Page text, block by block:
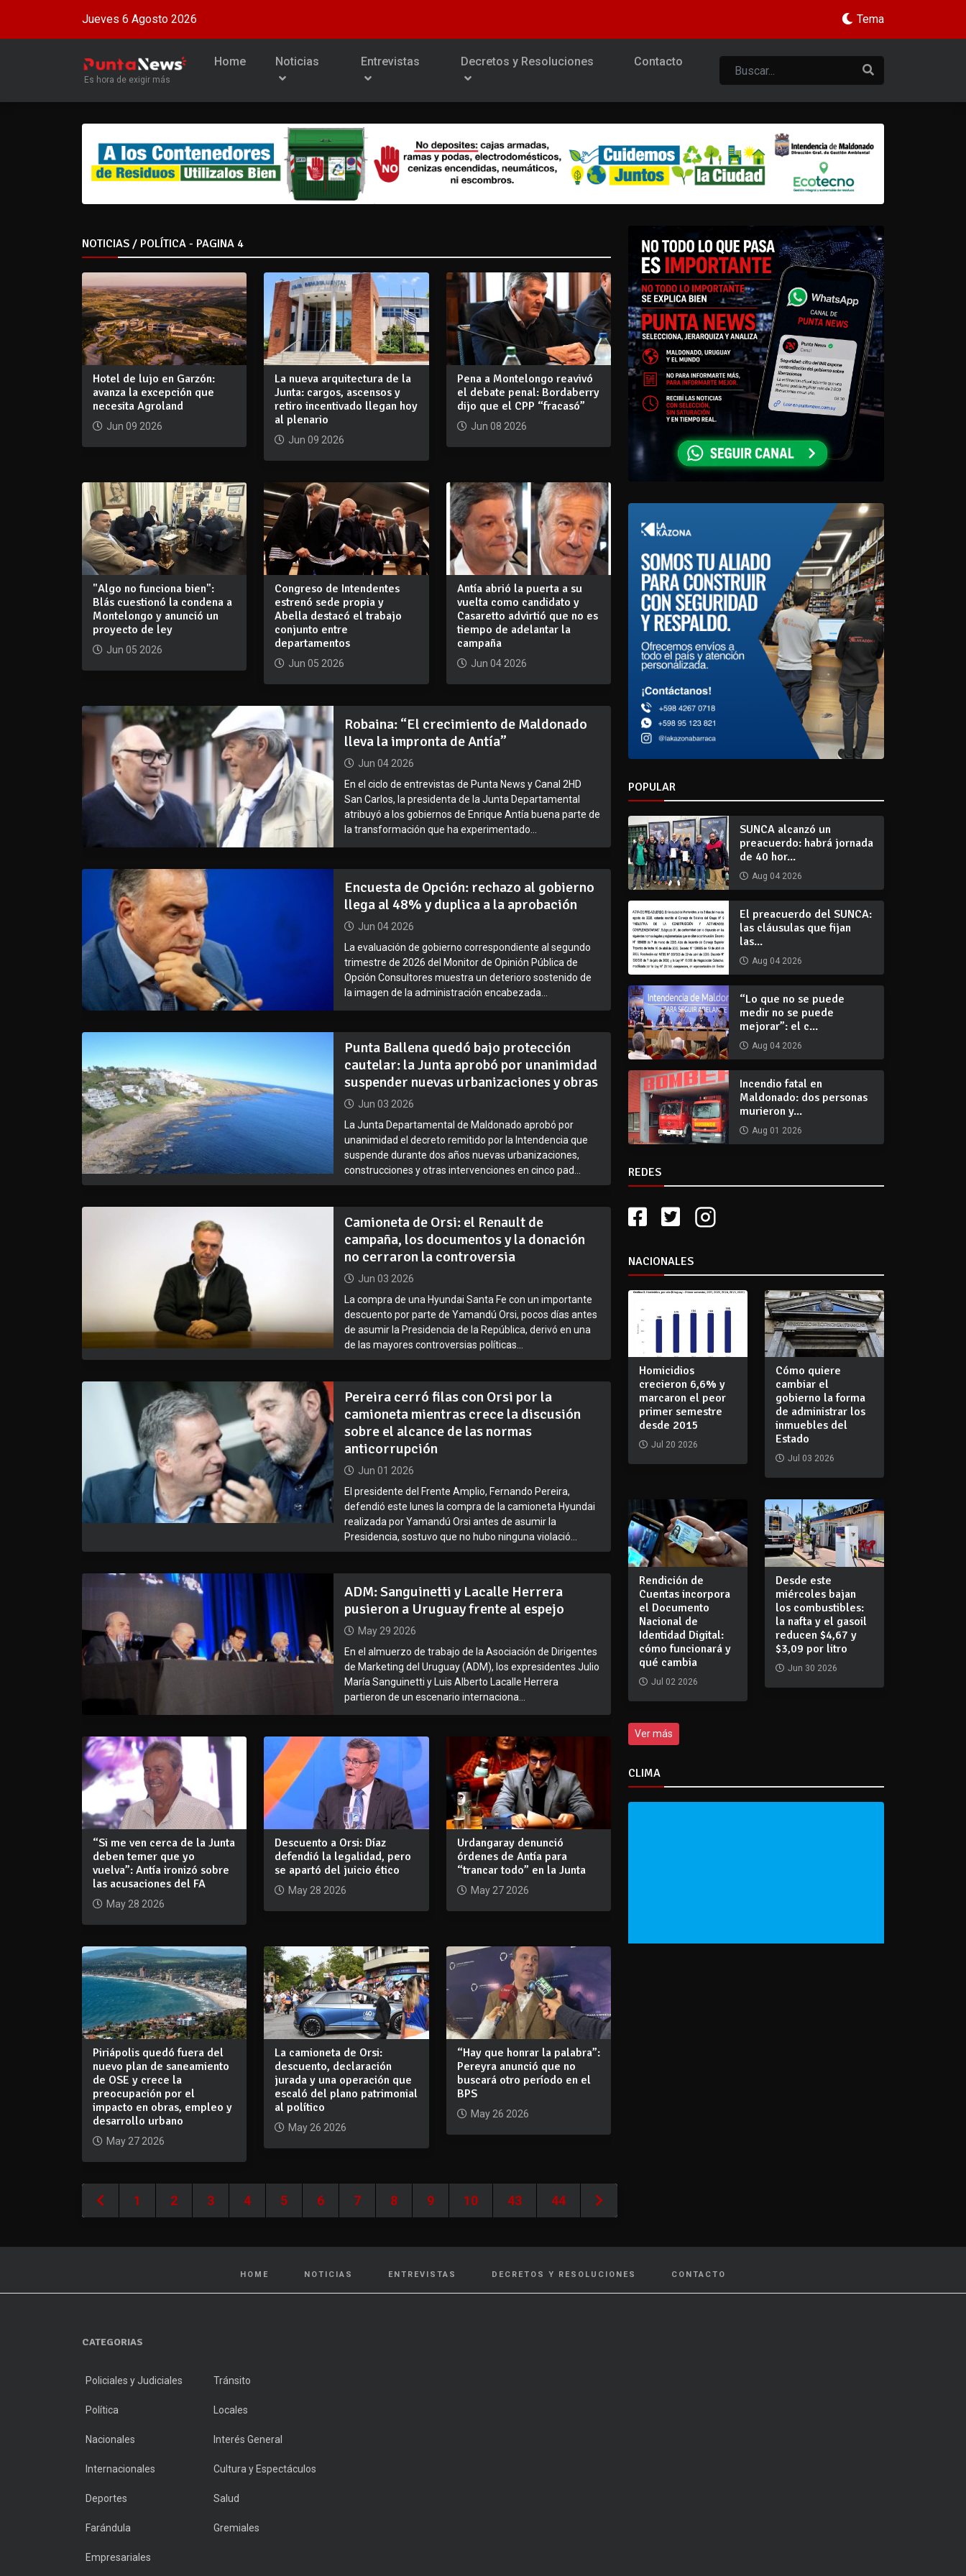
Jueves 6 Agosto 2026 Tema
Es hora de exigir más
Home Noticias Entrevistas Decretos y Resoluciones Contacto
NOTICIAS / POLÍTICA - PAGINA 4
Hotel de lujo en Garzón:
avanza la excepción que
necesita Agroland
Jun 09 2026
La nueva arquitectura de la
Junta: cargos, ascensos y
retiro incentivado llegan hoy
al plenario
Jun 09 2026
Pena a Montelongo reavivó
el debate penal: Bordaberry
dijo que el CPP “fracasó”
Jun 08 2026
"Algo no funciona bien":
Blás cuestionó la condena a
Montelongo y anunció un
proyecto de ley
Jun 05 2026
Congreso de Intendentes
estrenó sede propia y
Abella destacó el trabajo
conjunto entre
departamentos
Jun 05 2026
Antía abrió la puerta a su
vuelta como candidato y
Casaretto advirtió que no es
tiempo de adelantar la
campaña
Jun 04 2026
Robaina: “El crecimiento de Maldonado
lleva la impronta de Antía”
Jun 04 2026
En el ciclo de entrevistas de Punta News y Canal 2HD
San Carlos, la presidenta de la Junta Departamental
atribuyó a los gobiernos de Enrique Antía buena parte de
la transformación que ha experimentado...
Encuesta de Opción: rechazo al gobierno
llega al 48% y duplica a la aprobación
Jun 04 2026
La evaluación de gobierno correspondiente al segundo
trimestre de 2026 del Monitor de Opinión Pública de
Opción Consultores muestra un deterioro sostenido de
la imagen de la administración encabezada...
Punta Ballena quedó bajo protección
cautelar: la Junta aprobó por unanimidad
suspender nuevas urbanizaciones y obras
Jun 03 2026
La Junta Departamental de Maldonado aprobó por
unanimidad el decreto remitido por la Intendencia que
suspende durante dos años nuevas urbanizaciones,
construcciones y otras intervenciones en cinco pad...
Camioneta de Orsi: el Renault de
campaña, los documentos y la donación
no cerraron la controversia
Jun 03 2026
La compra de una Hyundai Santa Fe con un importante
descuento por parte de Yamandú Orsi, pocos días antes
de asumir la Presidencia de la República, derivó en una
de las mayores controversias políticas...
Pereira cerró filas con Orsi por la
camioneta mientras crece la discusión
sobre el alcance de las normas
anticorrupción
Jun 01 2026
El presidente del Frente Amplio, Fernando Pereira,
defendió este lunes la compra de la camioneta Hyundai
realizada por Yamandú Orsi antes de asumir la
Presidencia, sostuvo que no hubo ninguna violació...
ADM: Sanguinetti y Lacalle Herrera
pusieron a Uruguay frente al espejo
May 29 2026
En el almuerzo de trabajo de la Asociación de Dirigentes
de Marketing del Uruguay (ADM), los expresidentes Julio
María Sanguinetti y Luis Alberto Lacalle Herrera
partieron de un escenario internaciona...
“Si me ven cerca de la Junta
deben temer que yo
vuelva”: Antía ironizó sobre
las acusaciones del FA
May 28 2026
Descuento a Orsi: Díaz
defendió la legalidad, pero
se apartó del juicio ético
May 28 2026
Urdangaray denunció
órdenes de Antía para
“trancar todo” en la Junta
May 27 2026
Piriápolis quedó fuera del
nuevo plan de saneamiento
de OSE y crece la
preocupación por el
impacto en obras, empleo y
desarrollo urbano
May 27 2026
La camioneta de Orsi:
descuento, declaración
jurada y una operación que
escaló del plano patrimonial
al político
May 26 2026
“Hay que honrar la palabra”:
Pereyra anunció que no
buscará otro período en el
BPS
May 26 2026
1 2 3 4 5 6 7 8 9 10 43 44
POPULAR
SUNCA alcanzó un
preacuerdo: habrá jornada
de 40 hor...
Aug 04 2026
El preacuerdo del SUNCA:
las cláusulas que fijan
las...
Aug 04 2026
“Lo que no se puede
medir no se puede
mejorar”: el c...
Aug 04 2026
Incendio fatal en
Maldonado: dos personas
murieron y...
Aug 01 2026
REDES
NACIONALES
Homicidios
crecieron 6,6% y
marcaron el peor
primer semestre
desde 2015
Jul 20 2026
Cómo quiere
cambiar el
gobierno la forma
de administrar los
inmuebles del
Estado
Jul 03 2026
Rendición de
Cuentas incorpora
el Documento
Nacional de
Identidad Digital:
cómo funcionará y
qué cambia
Jul 02 2026
Desde este
miércoles bajan
los combustibles:
la nafta y el gasoil
reducen $4,67 y
$3,09 por litro
Jun 30 2026
Ver más
CLIMA
HOME NOTICIAS ENTREVISTAS DECRETOS Y RESOLUCIONES CONTACTO
CATEGORIAS
Policiales y Judiciales Tránsito
Política Locales
Nacionales Interés General
Internacionales Cultura y Espectáculos
Deportes Salud
Farándula Gremiales
Empresariales